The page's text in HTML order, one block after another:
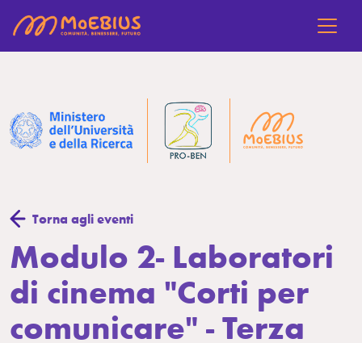
Torna agli eventi
Modulo 2- Laboratori
di cinema "Corti per
comunicare" - Terza